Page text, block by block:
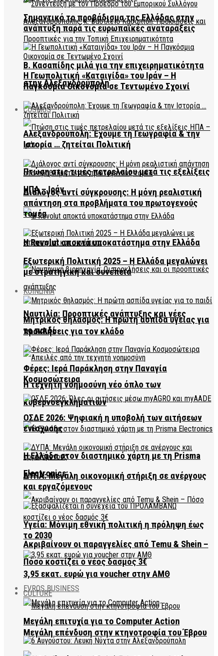
Β. Κασαπίδης μιλά για την επιχειρηματικότητα
στην Αλεξανδρούπολη
COSMOS
Πτώση στις τιμές πετρελαίου μετά τις εξελίξεις
ΗΠΑ – Ιράν
Η Revolut αποκτά υποκατάστημα στην Ελλάδα
Ναυτιλία: Προοπτικές ανάπτυξης και νέες
προκλήσεις για τον κλάδο
Η τεχνητή νοημοσύνη νέο όπλο των
κυβερνοεγκληματιών
Η Ελλάδα στον διαστημικό χάρτη με τη Prisma
Electronics
Ακριβαίνουν οι παραγγελίες από Temu & Shein –
Πόσο κοστίζει ο νέος δασμός 3€
EVROS BUSINESS
Μεγάλη επένδυση στην κτηνοτροφία του Έβρου
Σημαντικό το προβάδισμα της Ελλάδας στην
ανάπτυξη παρά τις ευρωπαϊκές αναταράξεις
Η Γεωπολιτική «Καταιγίδα» του Ιράν – Η
Παγκόσμια Οικονομία σε Τεντωμένο Σχοινί
Αλεξανδρούπολη: Έχουμε τη Γεωγραφία & την
Ιστορία … ζητείται Πολιτική
Διάλογος αντί σύγκρουσης: Η μόνη ρεαλιστική
απάντηση στα προβλήματα του πρωτογενούς
τομέα
Εξωτερική Πολιτική 2025 – Η Ελλάδα μεγαλώνει
με στρατηγική και συνέπεια
ΚΟΙΝΩΝΙΑ
Μητρικός θηλασμός: Η πρώτη ασπίδα υγείας για
το παιδί
Φέρες: Ιερά Παράκληση στην Παναγία
Κοσμοσώτειρα
ΟΣΔΕ 2026: Ψηφιακή η υποβολή των αιτήσεων
ενίσχυσης
ΔΥΠΑ: Μεγάλη οικονομική στήριξη σε ανέργους
και εργαζόμενους
Υγεία: Μόνιμη εθνική πολιτική η πρόληψη έως
το 2030
3,95 εκατ. ευρώ για voucher στην ΑΜΘ
CULTURE
Μεγάλη επιτυχία για το Computer Action